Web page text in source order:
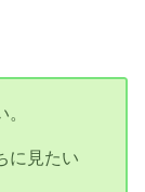
に見たい